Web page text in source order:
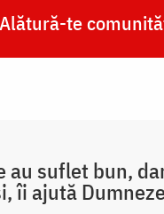
Alătură-te
au suflet bun,
îi ajută